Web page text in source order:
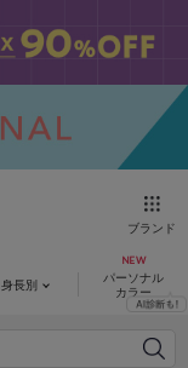
ブランド
身長別
パーソナル
カラー